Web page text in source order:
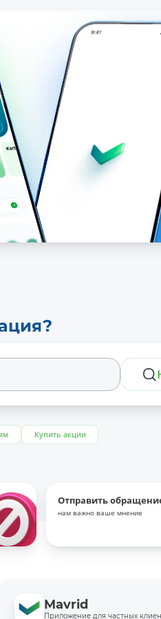
Купить акции
Отправить
нам важно ваше мнение
Mavrid
Приложение для частных